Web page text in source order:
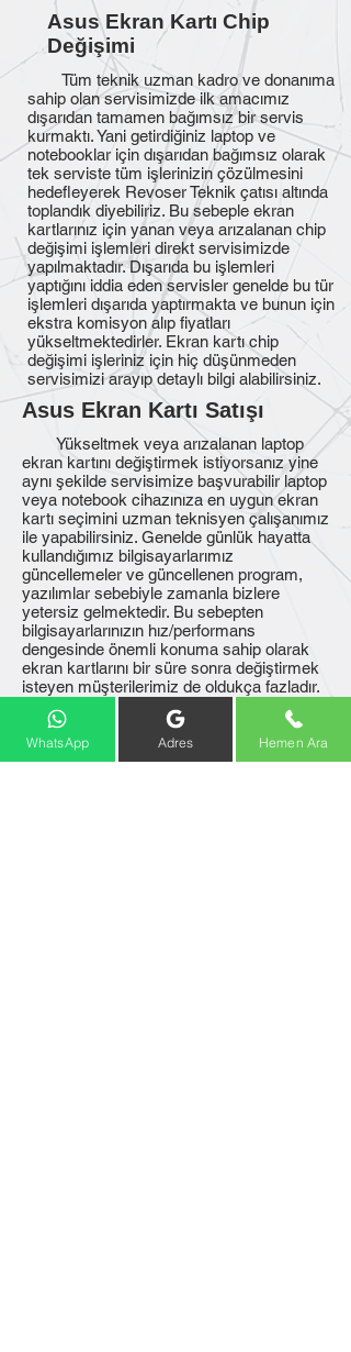
Asus Ekran Kartı Chip
Değişimi
Tüm teknik uzman kadro ve donanıma
sahip olan servisimizde ilk amacımız
dışarıdan tamamen bağımsız bir servis
kurmaktı. Yani getirdiğiniz laptop ve
notebooklar için dışarıdan bağımsız olarak
tek serviste tüm işlerinizin çözülmesini
hedefleyerek Revoser Teknik çatısı altında
toplandık diyebiliriz. Bu sebeple ekran
kartlarınız için yanan veya arızalanan chip
değişimi işlemleri direkt servisimizde
yapılmaktadır. Dışarıda bu işlemleri
yaptığını iddia eden servisler genelde bu tür
işlemleri dışarıda yaptırmakta ve bunun için
ekstra komisyon alıp fiyatları
yükseltmektedirler. Ekran kartı chip
değişimi işleriniz için hiç düşünmeden
servisimizi arayıp detaylı bilgi alabilirsiniz.
Asus Ekran Kartı Satışı
Yükseltmek veya arızalanan laptop
ekran kartını değiştirmek istiyorsanız yine
aynı şekilde servisimize başvurabilir laptop
veya notebook cihazınıza en uygun ekran
kartı seçimini uzman teknisyen çalışanımız
ile yapabilirsiniz. Genelde günlük hayatta
kullandığımız bilgisayarlarımız
güncellemeler ve güncellenen program,
yazılımlar sebebiyle zamanla bizlere
yetersiz gelmektedir. Bu sebepten
bilgisayarlarınızın hız/performans
dengesinde önemli konuma sahip olarak
ekran kartlarını bir süre sonra değiştirmek
isteyen müşterilerimiz de oldukça fazladır.
Bilgisayarda nasıl bir ekran kartına
ihtiyacınız var, Ekran kartı çeşitlerinde
performans/fiyat dengesi nasıldır bu tür
konular için deasus servisi
WhatsApp Adres Hemen Ara